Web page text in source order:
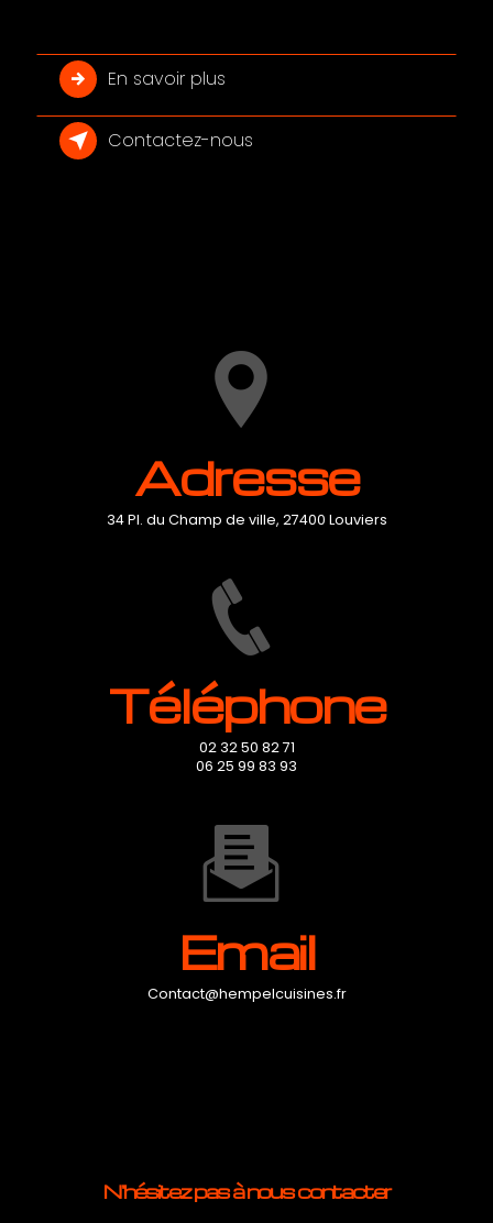
En savoir plus
Contactez-nous
Adresse
34 Pl. du Champ de ville, 27400 Louviers
Téléphone
02 32 50 82 71
06 25 99 83 93
Email
contact@hempelcuisines.fr
N'hésitez pas à nous contacter